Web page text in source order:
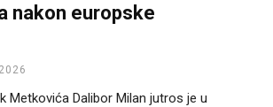
nakon europske
Metkovića Dalibor Milan jutros je u